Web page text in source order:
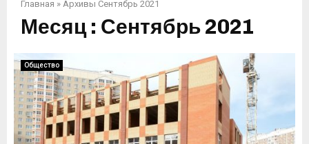
Главная » Архивы Сентябрь 2021
Месяц : Сентябрь 2021
Общество